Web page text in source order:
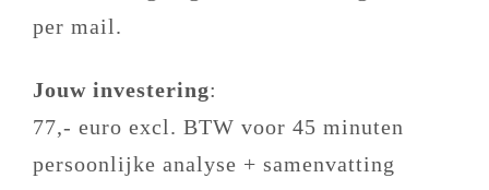
per mail.
Jouw investering:
77,- euro excl. BTW voor 45 minuten
persoonlijke analyse + samenvatting